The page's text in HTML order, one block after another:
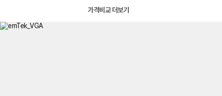
가격비교 더보기